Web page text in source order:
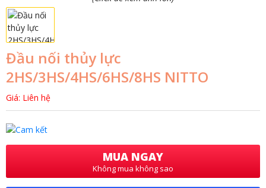
Đầu nối thủy lực
2HS/3HS/4HS/6HS/8HS NITTO
Giá: Liên hệ
MUA NGAY
Không mua không sao